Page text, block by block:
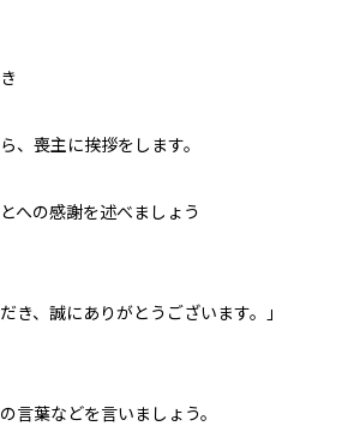
、喪主に挨拶をします。
への感謝を述べましょう
き、誠にありがとうございます。」
言葉などを言いましょう。